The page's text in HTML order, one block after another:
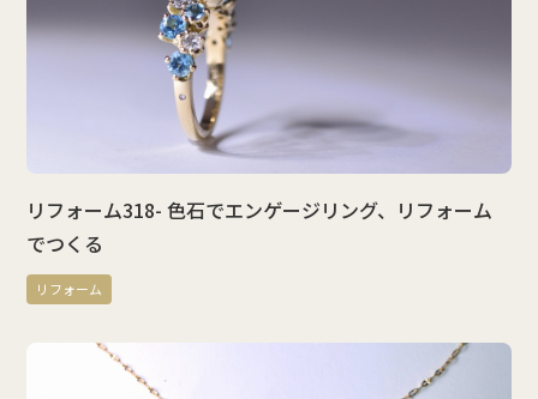
リフォーム318- 色石でエンゲージリング、リフォーム
でつくる
リフォーム